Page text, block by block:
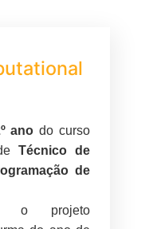
ano do curso
Técnico de
de
o projeto